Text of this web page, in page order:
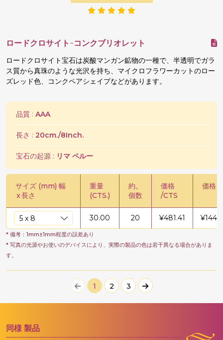
ロードクロサイト-コンクブリオレット
ロードクロサイト宝石は炭酸マンガン鉱物の一種で、半透明でガラ
ス質から真珠のような光沢を持ち、マイクロフラワーカットのロー
ズレッド色、コンクペアシェイプなどがあります。
品質 : AAA
長さ : 20cm./8Inch.
宝石の起源 : リマ ペルー
サイズ (mm) 幅
x長さ
重量
(CTS.)
約。
個数
価格
/CTS
価格 /
30.00 20 ¥481.41 ¥
* 備考：1mm±1mm程度の誤差あり
* 写真の光源やお使いのデバイスにより、実際の製品の色は若干異なる場合がありま
す。
1 2 3
同様 製品